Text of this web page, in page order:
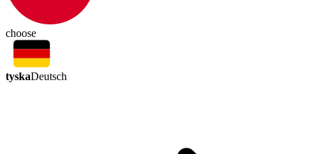
choose
tyskaDeutsch